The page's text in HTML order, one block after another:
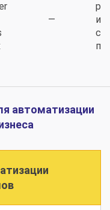
—
автоматизации